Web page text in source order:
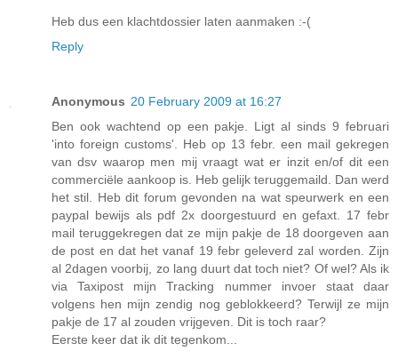
Heb dus een klachtdossier laten aanmaken :-(
Reply
Anonymous 20 February 2009 at 16:27
Ben ook wachtend op een pakje. Ligt al sinds 9 februari
'into foreign customs'. Heb op 13 febr. een mail gekregen
van dsv waarop men mij vraagt wat er inzit en/of dit een
commerciële aankoop is. Heb gelijk teruggemaild. Dan werd
het stil. Heb dit forum gevonden na wat speurwerk en een
paypal bewijs als pdf 2x doorgestuurd en gefaxt. 17 febr
mail teruggekregen dat ze mijn pakje de 18 doorgeven aan
de post en dat het vanaf 19 febr geleverd zal worden. Zijn
al 2dagen voorbij, zo lang duurt dat toch niet? Of wel? Als ik
via Taxipost mijn Tracking nummer invoer staat daar
volgens hen mijn zendig nog geblokkeerd? Terwijl ze mijn
pakje de 17 al zouden vrijgeven. Dit is toch raar?
Eerste keer dat ik dit tegenkom...